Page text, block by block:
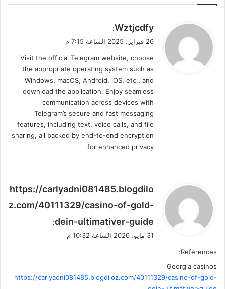
ي
ق
ل
Wztjcdfy
:
26 فبراير، 2025 الساعة 7:15 م
Visit the official Telegram website, choose
the appropriate operating system such as
Windows, macOS, Android, iOS, etc., and
download the application. Enjoy seamless
communication across devices with
Telegram’s secure and fast messaging
features, including text, voice calls, and file
sharing, all backed by end-to-end encryption
for enhanced privacy.
ي
ل
https://carlyadni081485.blogdilo
z.com/40111329/casino-of-gold-
dein-ultimativer-guide
:
31 مايو، 2026 الساعة 10:32 م
References:
Georgia casinos
https://carlyadni081485.blogdiloz.com/40111329/casino-of-gold-